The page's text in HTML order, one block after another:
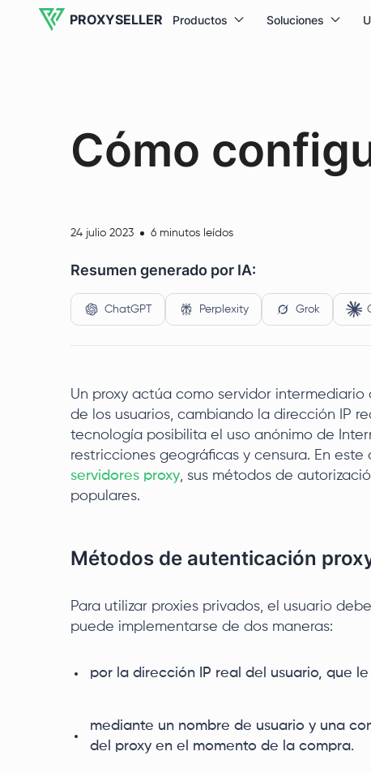
PROXYSELLER Productos Soluciones
Cómo
24 julio 2023 6 minutos leídos
Resumen generado por IA:
ChatGPT Perplexity Grok
Un proxy actúa como servidor
de los usuarios, cambiando la dirección IP
tecnología posibilita el uso anónimo de
restricciones geográficas y censura. En
servidores proxy, sus métodos de
populares.
Métodos de autenticación
Para utilizar proxies privados, el usuario
puede implementarse de dos maneras:
por la dirección IP real del usuario, que
mediante un nombre de usuario y una
del proxy en el momento de la compra.